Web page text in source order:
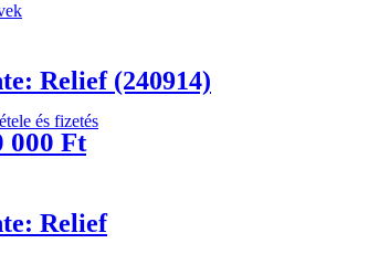
és fizetés
Relief (240914)
000 Ft
Relief